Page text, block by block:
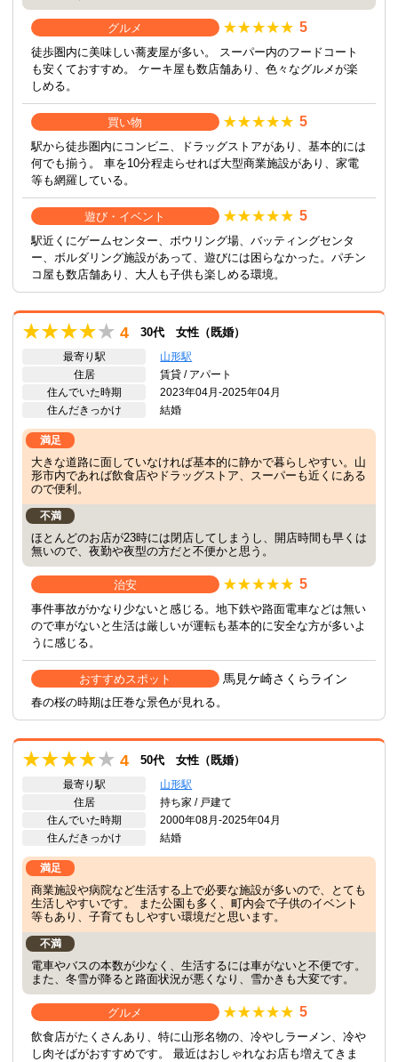
グルメ 5
徒歩圏内に美味しい蕎麦屋が多い。 スーパー内のフードコート
も安くておすすめ。 ケーキ屋も数店舗あり、色々なグルメが楽
しめる。
買い物 5
駅から徒歩圏内にコンビニ、ドラッグストアがあり、基本的には
何でも揃う。 車を10分程走らせれば大型商業施設があり、家電
等も網羅している。
遊び・イベント 5
駅近くにゲームセンター、ボウリング場、バッティングセンタ
ー、ボルダリング施設があって、遊びには困らなかった。パチン
コ屋も数店舗あり、大人も子供も楽しめる環境。
4 30代 女性（既婚）
最寄り駅
山形駅
住居
賃貸 / アパート
住んでいた時期
2023年04月-2025年04月
住んだきっかけ
結婚
満足
大きな道路に面していなければ基本的に静かで暮らしやすい。山
形市内であれば飲食店やドラッグストア、スーパーも近くにある
ので便利。
不満
ほとんどのお店が23時には閉店してしまうし、開店時間も早くは
無いので、夜勤や夜型の方だと不便かと思う。
治安 5
事件事故がかなり少ないと感じる。地下鉄や路面電車などは無い
ので車がないと生活は厳しいが運転も基本的に安全な方が多いよ
うに感じる。
おすすめスポット 馬見ケ崎さくらライン
春の桜の時期は圧巻な景色が見れる。
4 50代 女性（既婚）
最寄り駅
山形駅
住居
持ち家 / 戸建て
住んでいた時期
2000年08月-2025年04月
住んだきっかけ
結婚
満足
商業施設や病院など生活する上で必要な施設が多いので、とても
生活しやすいです。 また公園も多く、町内会で子供のイベント
等もあり、子育てもしやすい環境だと思います。
不満
電車やバスの本数が少なく、生活するには車がないと不便です。
また、冬雪が降ると路面状況が悪くなり、雪かきも大変です。
グルメ 5
飲食店がたくさんあり、特に山形名物の、冷やしラーメン、冷や
し肉そばがおすすめです。 最近はおしゃれなお店も増えてきま